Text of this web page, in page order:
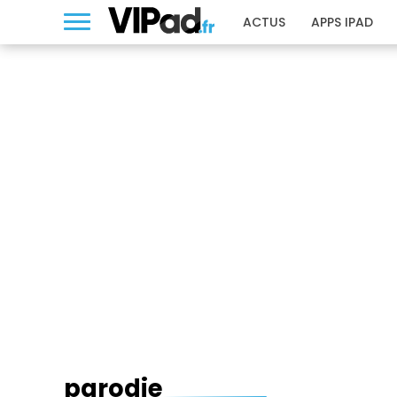
ACTUS APPS IPAD
PARODIE
parodie